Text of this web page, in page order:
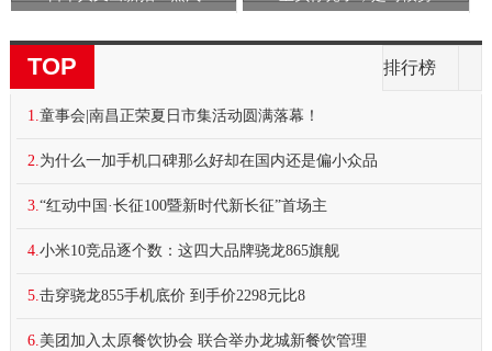
TOP 排行榜
1.童事会|南昌正荣夏日市集活动圆满落幕！
2.为什么一加手机口碑那么好却在国内还是偏小众品
3.“红动中国·长征100暨新时代新长征”首场主
4.小米10竞品逐个数：这四大品牌骁龙865旗舰
5.击穿骁龙855手机底价 到手价2298元比8
6.美团加入太原餐饮协会 联合举办龙城新餐饮管理